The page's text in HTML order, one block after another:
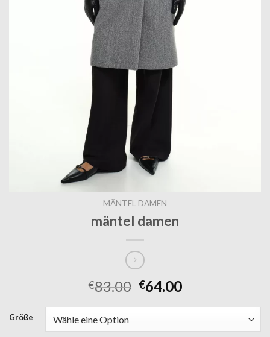
MÄNTEL DAMEN
mäntel damen
€83.00 €64.00
Größe